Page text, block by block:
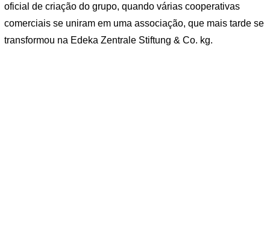
oficial de criação do grupo, quando várias cooperativas
comerciais se uniram em uma associação, que mais tarde se
transformou na Edeka Zentrale Stiftung & Co. kg.